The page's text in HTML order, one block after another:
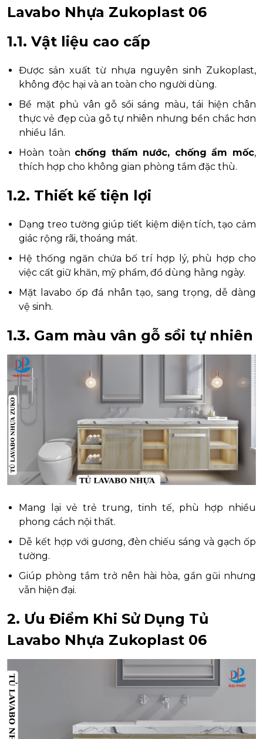
Lavabo Nhựa Zukoplast 06
1.1. Vật liệu cao cấp
Được sản xuất từ nhựa nguyên sinh Zukoplast,
không độc hại và an toàn cho người dùng.
Bề mặt phủ vân gỗ sồi sáng màu, tái hiện chân
thực vẻ đẹp của gỗ tự nhiên nhưng bền chắc hơn
nhiều lần.
Hoàn toàn chống thấm nước, chống ẩm mốc,
thích hợp cho không gian phòng tắm đặc thù.
1.2. Thiết kế tiện lợi
Dạng treo tường giúp tiết kiệm diện tích, tạo cảm
giác rộng rãi, thoáng mát.
Hệ thống ngăn chứa bố trí hợp lý, phù hợp cho
việc cất giữ khăn, mỹ phẩm, đồ dùng hằng ngày.
Mặt lavabo ốp đá nhân tạo, sang trọng, dễ dàng
vệ sinh.
1.3. Gam màu vân gỗ sồi tự nhiên
Mang lại vẻ trẻ trung, tinh tế, phù hợp nhiều
phong cách nội thất.
Dễ kết hợp với gương, đèn chiếu sáng và gạch ốp
tường.
Giúp phòng tắm trở nên hài hòa, gần gũi nhưng
vẫn hiện đại.
2. Ưu Điểm Khi Sử Dụng Tủ
Lavabo Nhựa Zukoplast 06